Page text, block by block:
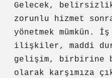
Gelecek,
zorunlu hizmet
yönetmek mümkün.
ilişkiler, maddi
gelişim, birbirine
olarak karşımıza